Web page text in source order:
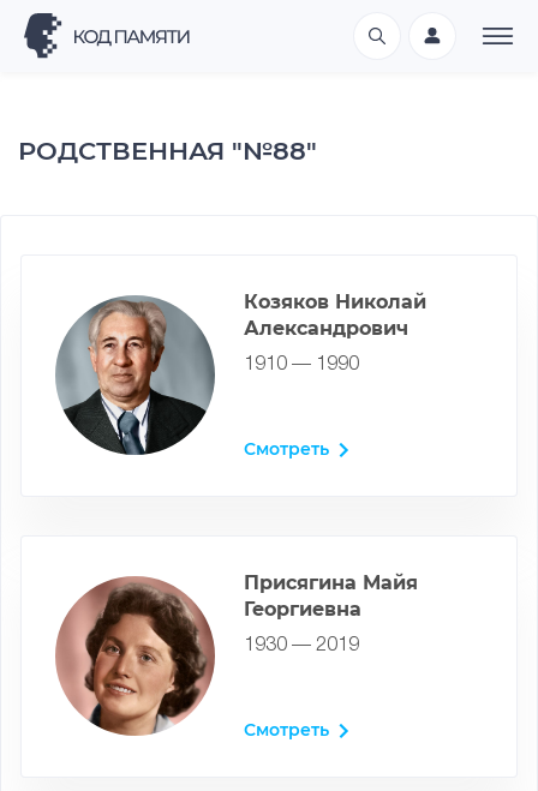
РОДСТВЕННАЯ "№88"
Козяков Николай
Александрович
1910 — 1990
Смотреть
Присягина Майя
Георгиевна
1930 — 2019
Смотреть